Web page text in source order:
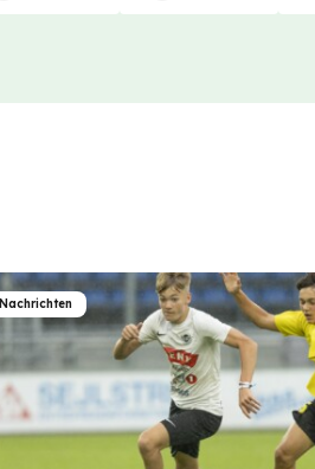
Nachrichten